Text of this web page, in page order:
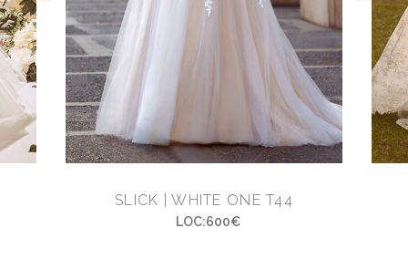
SLICK | WHITE ONE T44
LOC:600€